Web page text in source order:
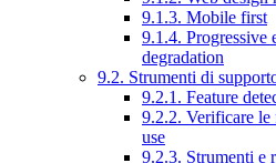
9.1.3. Mobile first
9.1.4. Progressive
degradation
9.2. Strumenti di
9.2.1. Feature
9.2.2. Verificare
use
9.2.3. Strumenti e